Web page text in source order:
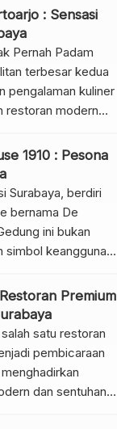
pilihan menu
selera. Sejak
: Sensasi
Pernah Padam
terbesar kedua
pengalaman kuliner
restoran modern
yaitu Layar Seafood
menjadi destinasi
1910 : Pesona
Surabaya, berdiri
bernama De
ini bukan
simbol keanggunan
lebih dari seabad
sentuhan
satu destinasi
[…]
Premium
satu restoran
pembicaraan
dan sentuhan